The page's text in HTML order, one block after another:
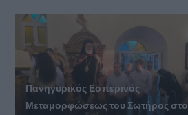
Πανηγυρικός Εσπερινός
Μεταμορφώσεως του Σωτήρος στο